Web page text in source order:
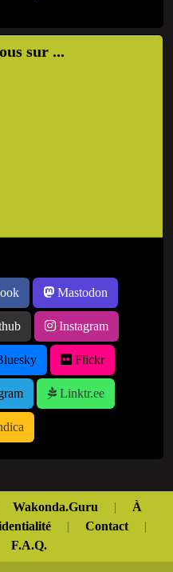
sur ...
Mastodon
Instagram
Flickr
Linktr.ee
Wakonda.Guru |
À
| Contact
|
F.A.Q.